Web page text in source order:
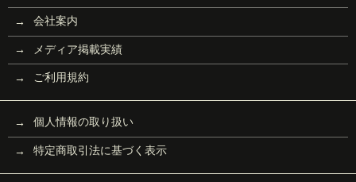
会社案内
メディア掲載実績
ご利用規約
個人情報の取り扱い
特定商取引法に基づく表示